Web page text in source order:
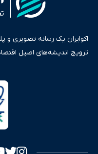
اکوایران یک رسانه تصویری و
ترویج اندیشه‌های اصیل
ایران و جهان را در قالب‌های
پایش می‌کند. این رسانه به
اطلاع‌رسانی صرف، به تبیین
سرمایه‌گذاری، تجارت و
به اصول «انصاف، امانت و
تصویری شفاف از واقعیت‌های